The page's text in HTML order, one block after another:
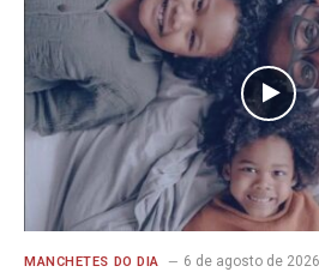
MANCHETES DO DIA 6 de agosto de 2026